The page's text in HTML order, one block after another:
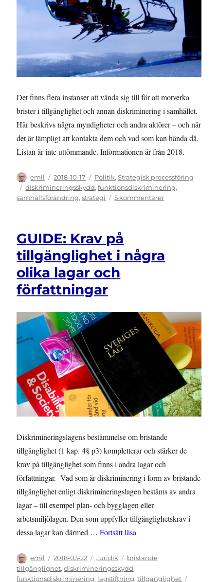
Det finns flera instanser att vända sig till för att motverka
brister i tillgänglighet och annan diskriminering i samhället.
Här beskrivs några myndigheter och andra aktörer – och när
det är lämpligt att kontakta dem och vad som kan hända då.
Listan är inte uttömmande. Informationen är från 2018.
Författare
emil
Publicerat
den
2018-10-17 Kategorier
Politik,Strategisk processföring
Etiketter
diskrimineringsskydd,funktionsdiskriminering,
samhällsförändring,strategi 5 kommentarertill
GUIDE: Krav på
tillgänglighet i några
olika lagar och
författningar
Diskrimineringslagens bestämmelse om bristande
tillgänglighet (1 kap. 4§ p3) kompletterar och stärker de
krav på tillgänglighet som finns i andra lagar och
författningar. Vad som är diskriminering i form av bristande
tillgänglighet enligt diskrimineringslagen bestäms av andra
lagar – till exempel plan- och bygglagen eller
arbetsmiljölagen. Den som uppfyller tillgänglighetskrav i
dessa lagar kan därmed …Fortsätt läsa
Författare
emil
Publicerat
den
2018-03-22 Kategorier
Juridik Etiketter
bristande
tillgänglighet,diskrimineringsskydd,
funktionsdiskriminering, lagstiftning,tillgänglighet